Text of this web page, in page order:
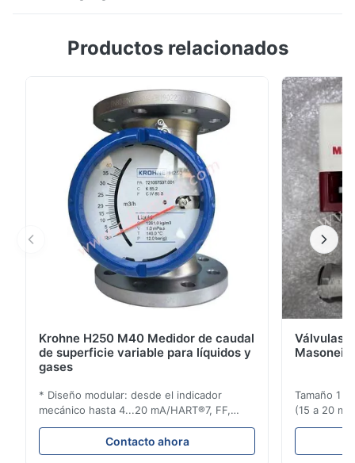
hasta 2 sensores Memosens de su elección entre más
automático de sensores, fácil operación y repuestos
estandarizados con todos los demás dispositivos de
la plataforma Liquiline. Con sus entradas, ...
Productos relacionados
Krohne H250 M40 Medidor de caudal
de superficie variable para líquidos y
gases
* Diseño modular: desde el indicador
mecánico hasta 4...20 mA/HART®7, FF,
Profibus-PA y totalizador * Cualquier
posición de instalación: vertical, horizontal
o en tuberías descendentes * Flange:
Contacto ahora
Válvulas
Tamaño 1
(15 a 20
ensayo de